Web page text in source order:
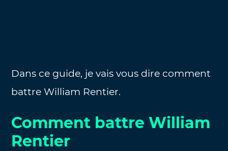
Dans ce guide, je vais vous dire comment
battre William Rentier.
Comment battre William
Rentier